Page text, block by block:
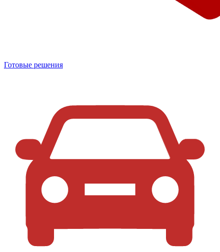
Готовые решения